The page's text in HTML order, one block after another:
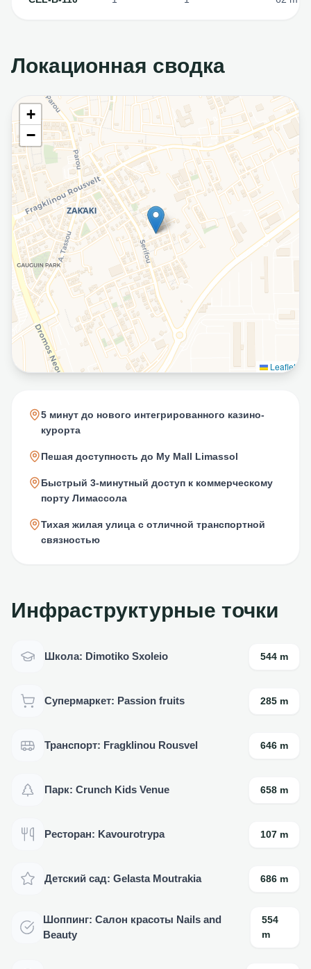
Локационная сводка
+
−
Leaflet
5 минут до нового интегрированного казино-
курорта
Пешая доступность до My Mall Limassol
Быстрый 3-минутный доступ к коммерческому
порту Лимассола
Тихая жилая улица с отличной транспортной
связностью
Инфраструктурные точки
Школа: Dimotiko Sxoleio 544 m
Супермаркет: Passion fruits 285 m
Транспорт: Fragklinou Rousvel 646 m
Парк: Crunch Kids Venue 658 m
Ресторан: Kavourotrypa 107 m
Детский сад: Gelasta Moutrakia 686 m
Шоппинг: Салон красоты Nails and
Beauty
554
m